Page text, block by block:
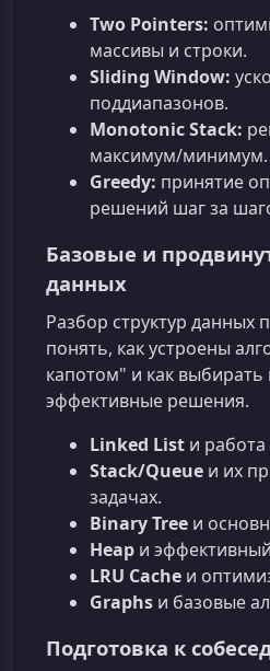
Two Pointers:
массивы и строки.
Sliding Window:
поддиапазонов.
Monotonic Stack:
максимум/минимум.
Greedy: принятие
решений шаг за
Базовые и
данных
Разбор структур данных
понять, как устроены
капотом" и как выбирать
эффективные решения.
Linked List и работа
Stack/Queue и их
задачах.
Binary Tree и
Heap и
LRU Cache и
Graphs и базовые
Подготовка к